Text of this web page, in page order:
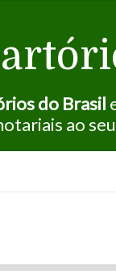
do Brasil
ao